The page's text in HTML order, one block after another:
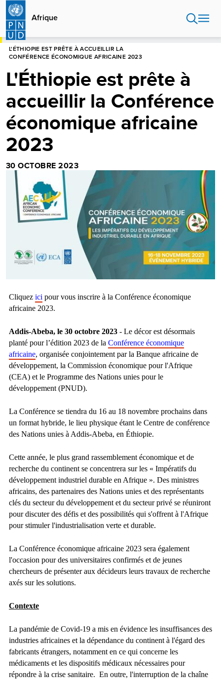
Aller
contenu
principal
Afrique
HOME
L'ÉTHIOPIE EST PRÊTE À ACCUEILLIR LA
CONFÉRENCE ÉCONOMIQUE AFRICAINE 2023
L'Éthiopie est prête à
accueillir la Conférence
économique africaine
2023
30 OCTOBRE 2023
Cliquez ici pour vous inscrire à la Conférence économique
africaine 2023.
Addis-Abeba, le 30 octobre 2023 - Le décor est désormais
planté pour l’édition 2023 de la Conférence économique
africaine, organisée conjointement par la Banque africaine de
développement, la Commission économique pour l'Afrique
(CEA) et le Programme des Nations unies pour le
développement (PNUD).
La Conférence se tiendra du 16 au 18 novembre prochains dans
un format hybride, le lieu physique étant le Centre de conférence
des Nations unies à Addis-Abeba, en Éthiopie.
Cette année, le plus grand rassemblement économique et de
recherche du continent se concentrera sur les « Impératifs du
développement industriel durable en Afrique ». Des ministres
africains, des partenaires des Nations unies et des représentants
clés du secteur du développement et du secteur privé se réuniront
pour discuter des défis et des possibilités qui s'offrent à l'Afrique
pour stimuler l'industrialisation verte et durable.
La Conférence économique africaine 2023 sera également
l'occasion pour des universitaires confirmés et de jeunes
chercheurs de présenter aux décideurs leurs travaux de recherche
axés sur les solutions.
Contexte
La pandémie de Covid-19 a mis en évidence les insuffisances des
industries africaines et la dépendance du continent à l'égard des
fabricants étrangers, notamment en ce qui concerne les
médicaments et les dispositifs médicaux nécessaires pour
répondre à la crise sanitaire. En outre, l'interruption de la chaîne